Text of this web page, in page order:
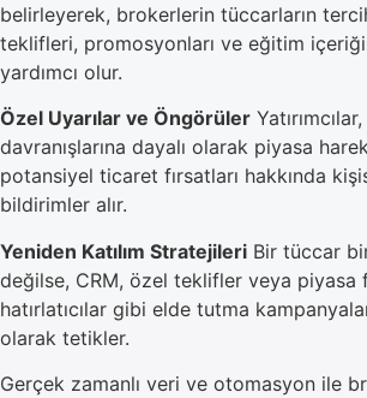
belirleyerek, brokerlerin tüccarların
teklifleri, promosyonları ve eğitim
yardımcı olur.
Özel Uyarılar ve Öngörüler
davranışlarına dayalı olarak piyasa
potansiyel ticaret fırsatları hakkında
bildirimler alır.
Yeniden Katılım Stratejileri Bir tüccar
değilse, CRM, özel teklifler veya piyasa
hatırlatıcılar gibi elde tutma
olarak tetikler.
Gerçek zamanlı veri ve otomasyon ile